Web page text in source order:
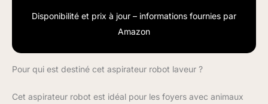
Disponibilité et prix à jour – informations fournies par
Amazon
Pour qui est destiné cet aspirateur robot laveur ?
Cet aspirateur robot est idéal pour les foyers avec animaux